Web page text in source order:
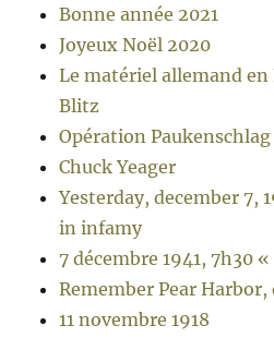
Bonne année 2021
Joyeux Noël 2020
Le matériel allemand
Blitz
Opération Paukenschlag
Chuck Yeager
Yesterday, december 7,
in infamy
7 décembre 1941, 7h30
Remember Pear Harbor,
11 novembre 1918